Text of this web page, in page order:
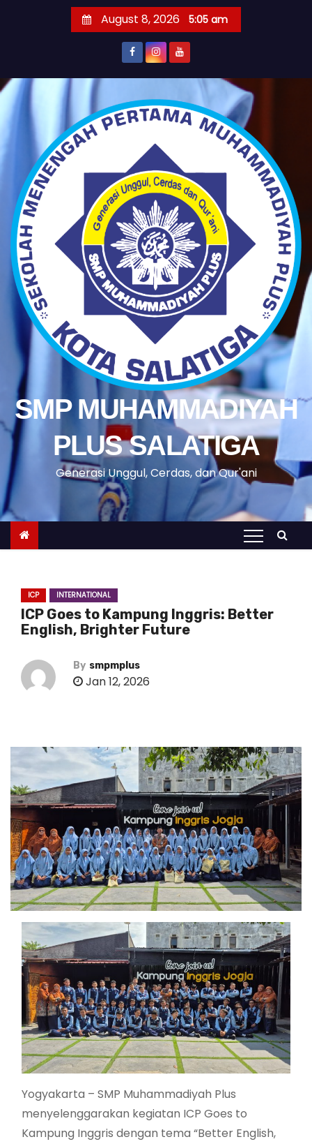
t
August 8, 2026 5:05 am
SMP MUHAMMADIYAH
PLUS SALATIGA
Generasi Unggul, Cerdas, dan Qur'ani
ICP INTERNATIONAL
ICP Goes to Kampung Inggris: Better
English, Brighter Future
By smpmplus
Jan 12, 2026
Yogyakarta – SMP Muhammadiyah Plus
menyelenggarakan kegiatan ICP Goes to
Kampung Inggris dengan tema “Better English,